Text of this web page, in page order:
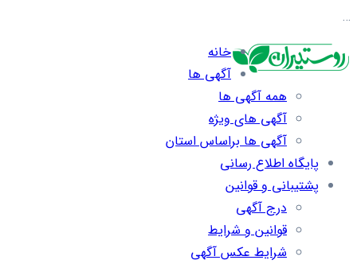
…
خانه
آگهی ها
همه آگهی ها
آگهی های ویژه
آگهی ها براساس استان
پایگاه اطلاع رسانی
پشتیبانی و قوانین
درج آگهی
قوانین و شرایط
شرایط عکس آگهی